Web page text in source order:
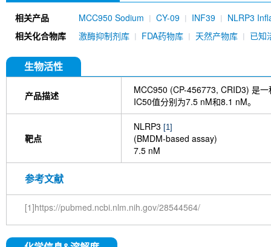
相关产品 MCC950 Sodium CY-09 INF39
NLRP3
相关化合物库
激酶抑制剂库 FDA药物库 天然产物库 已知
生物活性
产品描述
MCC950 (CP-456773, CRID3) 是
IC50值分别为7.5 nM和8.1 nM。
靶点
NLRP3 [1]
(BMDM-based assay)
7.5 nM
参考文献
[1]https://pubmed.ncbi.nlm.nih.gov/28544564/